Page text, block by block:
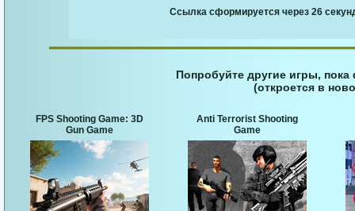
Ссылка сформируется через 25
Попробуйте другие игры,
(откроется в
FPS Shooting Game: 3D
Gun Game
Anti Terrorist Shooting
Game